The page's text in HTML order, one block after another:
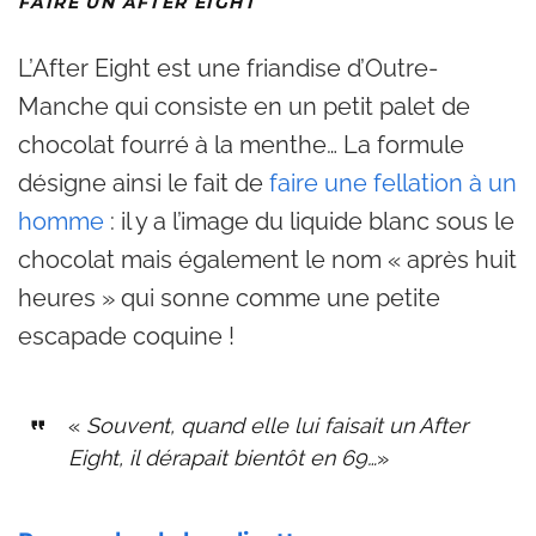
L’After Eight est une friandise d’Outre-
Manche qui consiste en un petit palet de
chocolat fourré à la menthe… La formule
désigne ainsi le fait de faire une fellation à un
homme : il y a l’image du liquide blanc sous le
chocolat mais également le nom « après huit
heures » qui sonne comme une petite
escapade coquine !
« Souvent, quand elle lui faisait un After
Eight, il dérapait bientôt en 69…»